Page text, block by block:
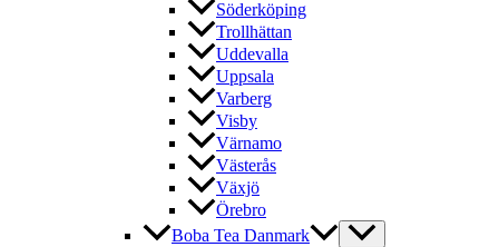
Söderköping
Trollhättan
Uddevalla
Uppsala
Varberg
Visby
Värnamo
Västerås
Växjö
Örebro
Boba Tea Danmark